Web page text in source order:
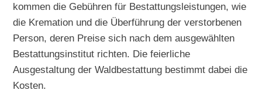
kommen die Gebühren für Bestattungsleistungen, wie
die Kremation und die Überführung der verstorbenen
Person, deren Preise sich nach dem ausgewählten
Bestattungsinstitut richten. Die feierliche
Ausgestaltung der Waldbestattung bestimmt dabei die
Kosten.